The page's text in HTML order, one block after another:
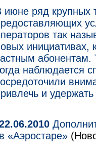
июне ряд крупных
так
инициативах,
абонентам.
наблюдается
и
в «Аэростаре»